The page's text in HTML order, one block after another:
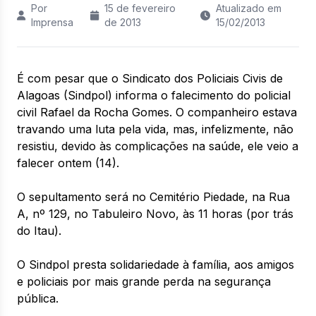
Por
Imprensa
15 de fevereiro
de 2013
Atualizado em
15/02/2013
É com pesar que o Sindicato dos Policiais Civis de
Alagoas (Sindpol) informa o falecimento do policial
civil Rafael da Rocha Gomes. O companheiro estava
travando uma luta pela vida, mas, infelizmente, não
resistiu, devido às complicações na saúde, ele veio a
falecer ontem (14).
O sepultamento será no Cemitério Piedade, na Rua
A, nº 129, no Tabuleiro Novo, às 11 horas (por trás
do Itau).
O Sindpol presta solidariedade à família, aos amigos
e policiais por mais grande perda na segurança
pública.